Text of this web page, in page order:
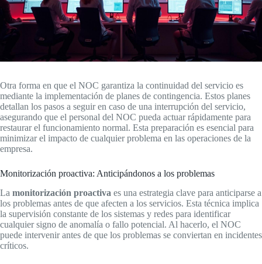
Otra forma en que el NOC garantiza la continuidad del servicio es
mediante la implementación de planes de contingencia. Estos planes
detallan los pasos a seguir en caso de una interrupción del servicio,
asegurando que el personal del NOC pueda actuar rápidamente para
restaurar el funcionamiento normal. Esta preparación es esencial para
minimizar el impacto de cualquier problema en las operaciones de la
empresa.
Monitorización proactiva: Anticipándonos a los problemas
La monitorización proactiva es una estrategia clave para anticiparse a
los problemas antes de que afecten a los servicios. Esta técnica implica
la supervisión constante de los sistemas y redes para identificar
cualquier signo de anomalía o fallo potencial. Al hacerlo, el NOC
puede intervenir antes de que los problemas se conviertan en incidentes
críticos.